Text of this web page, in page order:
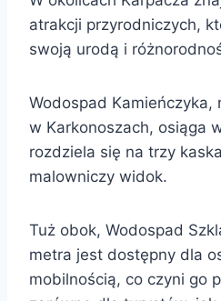
atrakcji przyrodniczych,
swoją urodą i
Wodospad Kamieńczyka,
w Karkonoszach, osiąga
rozdziela się na trzy
malowniczy widok.
Tuż obok, Wodospad
metra jest dostępny dla
mobilnością, co czyni go